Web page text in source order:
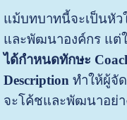
แม้บทบาทนี้จะเป็นหั
และพัฒนาองค์กร แต่
ได้กำหนดทักษะ
Description ทำให้ผู้จั
จะโค้ชและพัฒนาอย่า